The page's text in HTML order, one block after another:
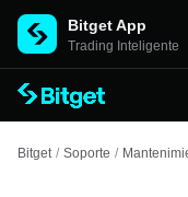
Bitget App
Trading Inteligente
Bitget / Soporte /